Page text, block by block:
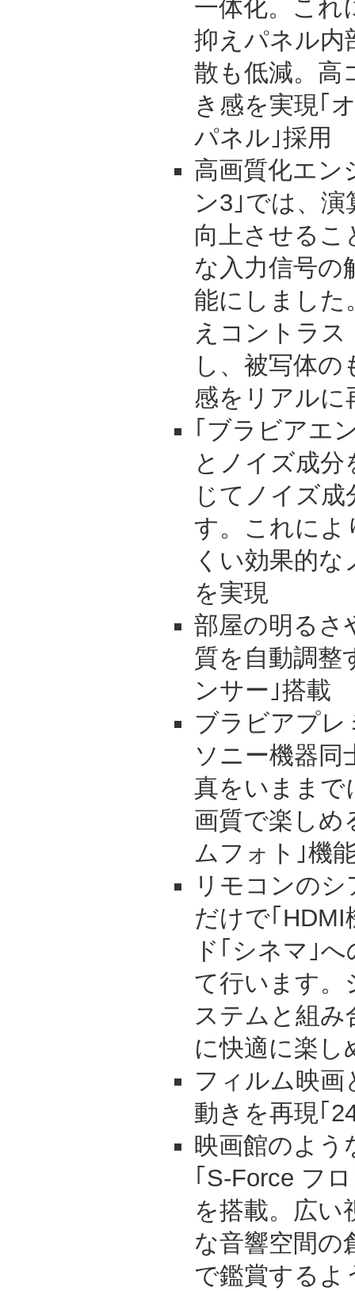
一体化。これ
抑えパネル内
散も低減。高
き感を実現｢
パネル｣採用
高画質化エン
ン3｣では、
向上させるこ
な入力信号の
能にしました
えコントラ
し、被写体の
感をリアルに
｢ブラビアエ
とノイズ成分
じてノイズ
す。これによ
くい効果的
を実現
部屋の明るさ
質を自動調整
ンサー｣搭載
ブラビアプ
ソニー機器同
真をいままで
画質で楽しめ
ムフォト｣機
リモコンの
だけで｢HDMI
ド｢シネマ｣
て行います。
ステムと組み
に快適に楽し
フィルム映画
動きを再現｢
映画館のよう
｢S-Force フ
を搭載。広い
な音響空間の
で鑑賞するよ